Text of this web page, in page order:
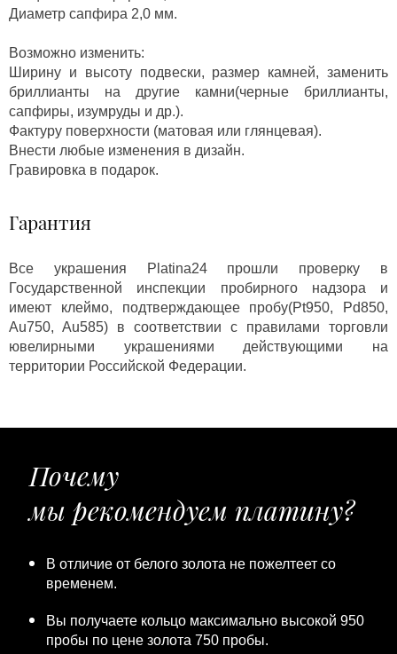
Диаметр сапфира 2,0 мм.
Возможно изменить:
Ширину и высоту подвески, размер камней, заменить
бриллианты на другие камни(черные бриллианты,
сапфиры, изумруды и др.).
Фактуру поверхности (матовая или глянцевая).
Внести любые изменения в дизайн.
Гравировка в подарок.
Гарантия
Все украшения Platina24 прошли проверку в
Государственной инспекции пробирного надзора и
имеют клеймо, подтверждающее пробу(Pt950, Pd850,
Au750, Au585) в соответствии с правилами торговли
ювелирными украшениями действующими на
территории Российской Федерации.
Почему
мы рекомендуем платину?
В отличие от белого золота не пожелтеет со
временем.
Вы получаете кольцо максимально высокой 950
пробы по цене золота 750 пробы.